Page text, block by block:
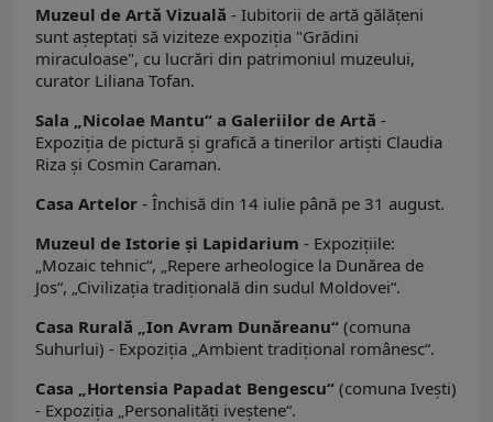
Muzeul de Artă Vizuală - Iubitorii de artă gălăţeni
sunt aşteptaţi să viziteze expoziţia "Grădini
miraculoase", cu lucrări din patrimoniul muzeului,
curator Liliana Tofan.
Sala „Nicolae Mantu“ a Galeriilor de Artă -
Expoziţia de pictură și grafică a tinerilor artişti Claudia
Riza și Cosmin Caraman.
Casa Artelor - Închisă din 14 iulie până pe 31 august.
Muzeul de Istorie şi Lapidarium - Expoziţiile:
„Mozaic tehnic“, „Repere arheologice la Dunărea de
Jos“, „Civilizaţia tradiţională din sudul Moldovei“.
Casa Rurală „Ion Avram Dunăreanu“ (comuna
Suhurlui) - Expoziţia „Ambient tradiţional românesc“.
Casa „Hortensia Papadat Bengescu“ (comuna Iveşti)
- Expoziţia „Personalităţi iveştene“.